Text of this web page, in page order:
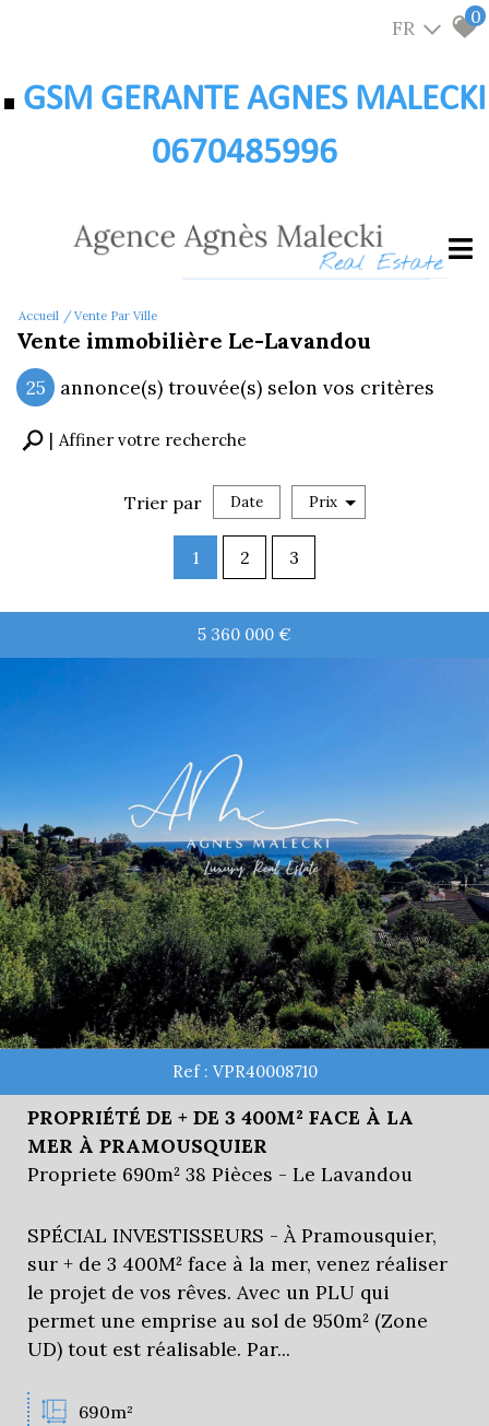
FR 0
GSM GERANTE AGNES MALECKI
0670485996
Accueil Vente Par Ville
Vente immobilière Le-Lavandou
25 annonce(s) trouvée(s) selon vos critères
Affiner votre recherche
5KM 10KM 25KM
RECHERCHER
Trier par Date Prix
1 2 3
5 360 000 €
Ref : VPR40008710
PROPRIÉTÉ DE + DE 3 400M² FACE À LA
MER À PRAMOUSQUIER
Propriete 690m² 38 Pièces - Le Lavandou
SPÉCIAL INVESTISSEURS - À Pramousquier,
sur + de 3 400M² face à la mer, venez réaliser
le projet de vos rêves. Avec un PLU qui
permet une emprise au sol de 950m² (Zone
UD) tout est réalisable. Par...
690m²